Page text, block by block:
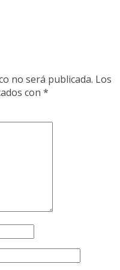
no será publicada. Los
con *